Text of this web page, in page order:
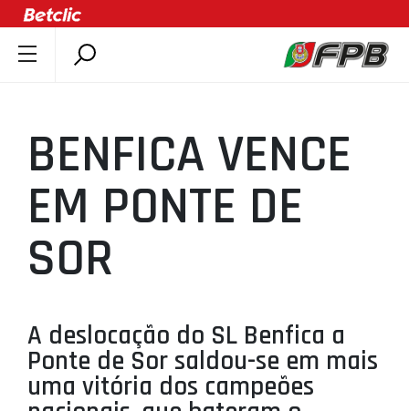
ÚLTIMAS
COMPETIÇÕES
ASSOCIAÇÕES
CLUBES
AGENTES
SELEÇÕES
MINIBASQUETE
ÁREA TÉCNICA
BENFICA VENCE
EM PONTE DE
SOR
A deslocação do SL Benfica a
Ponte de Sor saldou-se em mais
uma vitória dos campeões